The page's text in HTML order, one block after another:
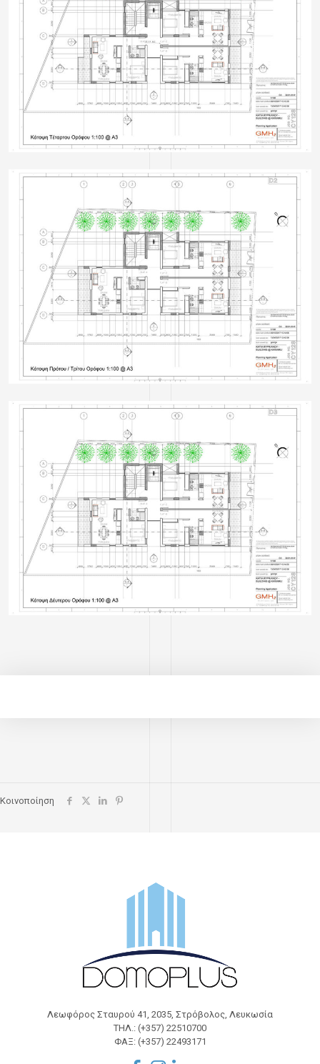
Κοινοποίηση
Λεωφόρος Σταυρού 41, 2035, Στρόβολος, Λευκωσία
ΤΗΛ.: (+357) 22510700
ΦΑΞ: (+357) 22493171